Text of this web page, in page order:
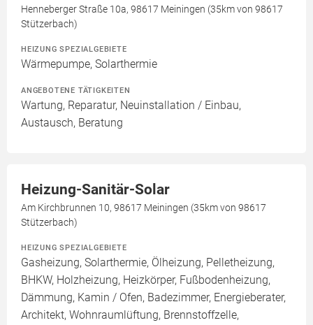
Henneberger Straße 10a, 98617 Meiningen (35km von 98617
Stützerbach)
HEIZUNG SPEZIALGEBIETE
Wärmepumpe, Solarthermie
ANGEBOTENE TÄTIGKEITEN
Wartung, Reparatur, Neuinstallation / Einbau,
Austausch, Beratung
Heizung-Sanitär-Solar
Am Kirchbrunnen 10, 98617 Meiningen (35km von 98617
Stützerbach)
HEIZUNG SPEZIALGEBIETE
Gasheizung, Solarthermie, Ölheizung, Pelletheizung,
BHKW, Holzheizung, Heizkörper, Fußbodenheizung,
Dämmung, Kamin / Ofen, Badezimmer, Energieberater,
Architekt, Wohnraumlüftung, Brennstoffzelle,